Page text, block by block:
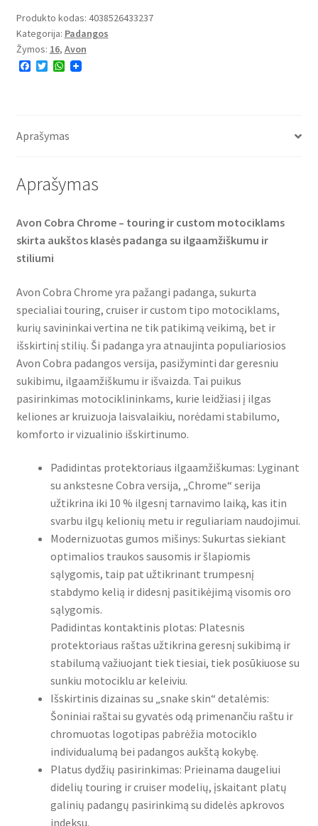
Produkto kodas: 4038526433237
Kategorija: Padangos
Žymos: 16, Avon
F
o
T
r
W
p
Aprašymas
Aprašymas
Avon Cobra Chrome – touring ir custom motociklams
skirta aukštos klasės padanga su ilgaamžiškumu ir
stiliumi
Avon Cobra Chrome yra pažangi padanga, sukurta
specialiai touring, cruiser ir custom tipo motociklams,
kurių savininkai vertina ne tik patikimą veikimą, bet ir
išskirtinį stilių. Ši padanga yra atnaujinta populiariosios
Avon Cobra padangos versija, pasižyminti dar geresniu
sukibimu, ilgaamžiškumu ir išvaizda. Tai puikus
pasirinkimas motociklininkams, kurie leidžiasi į ilgas
keliones ar kruizuoja laisvalaikiu, norėdami stabilumo,
komforto ir vizualinio išskirtinumo.
Padidintas protektoriaus ilgaamžiškumas: Lyginant
su ankstesne Cobra versija, „Chrome“ serija
užtikrina iki 10 % ilgesnį tarnavimo laiką, kas itin
svarbu ilgų kelionių metu ir reguliariam naudojimui.
Modernizuotas gumos mišinys: Sukurtas siekiant
optimalios traukos sausomis ir šlapiomis
sąlygomis, taip pat užtikrinant trumpesnį
stabdymo kelią ir didesnį pasitikėjimą visomis oro
sąlygomis.
Padidintas kontaktinis plotas: Platesnis
protektoriaus raštas užtikrina geresnį sukibimą ir
stabilumą važiuojant tiek tiesiai, tiek posūkiuose su
sunkiu motociklu ar keleiviu.
Išskirtinis dizainas su „snake skin“ detalėmis:
Šoniniai raštai su gyvatės odą primenančiu raštu ir
chromuotas logotipas pabrėžia motociklo
individualumą bei padangos aukštą kokybę.
Platus dydžių pasirinkimas: Prieinama daugeliui
didelių touring ir cruiser modelių, įskaitant platų
galinių padangų pasirinkimą su didelės apkrovos
indeksu.